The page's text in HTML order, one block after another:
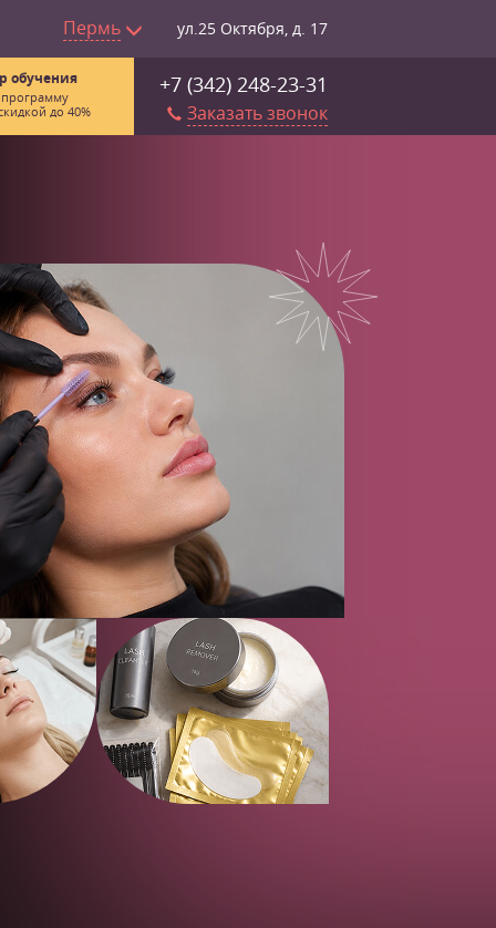
Пермь ул.25 Октября, д. 17
+7 (342) 248-23-31
Заказать звонок
обучения
до 40%